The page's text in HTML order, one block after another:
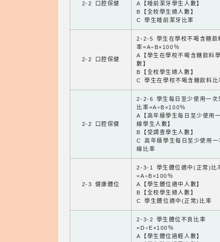
2-2 口腔保健
A【睡前潔牙學生人數】
B【全校學生總人數】
C 學生睡前潔牙比率
2-2 口腔保健
2-2-5 學生在學校不喝含糖飲
率=A÷B×100％
A【學生在學校不喝含糖飲料
數】
B【全校學生總人數】
C 學生在學校不喝含糖飲料比
2-2 口腔保健
2-2-6 學生每日至少使用一次
比率=A÷B×100％
A【高年級學生每日至少使用
線學生人數】
B【受調查學生人數】
C 高年級學生每日至少使用一
線比率
2-3 健康體位
2-3-1 學生體位適中(正常)比
=A÷B×100％
A【學生體位適中人數】
B【全校學生總人數】
C 學生體位適中(正常)比率
2-3-2 學生體位不良比率
=D÷E×100％
A【學生體位過輕人數】